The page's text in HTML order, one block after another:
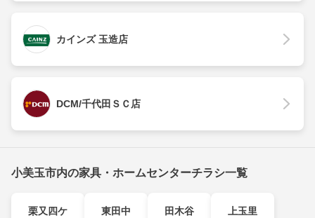
カインズ 玉造店
DCM/千代田ＳＣ店
小美玉市内の家具・ホームセンターチラシ一覧
栗又四ケ 東田中 田木谷 上玉里